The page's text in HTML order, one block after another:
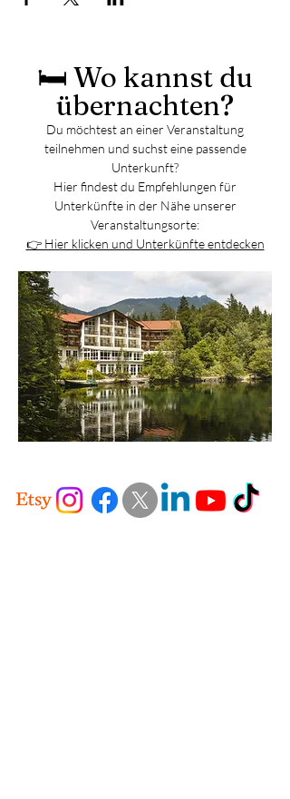
🛏️ Wo kannst du
übernachten?
Du möchtest an einer Veranstaltung
teilnehmen und suchst eine passende
Unterkunft?
Hier findest du Empfehlungen für
Unterkünfte in der Nähe unserer
Veranstaltungsorte:
👉 Hier klicken und Unterkünfte entdecken